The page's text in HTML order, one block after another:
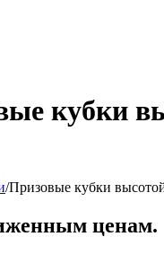
кубки
/Призовые кубки
ценам.